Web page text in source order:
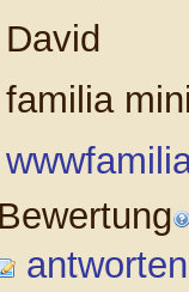
David
familia
Bewertung
antworten